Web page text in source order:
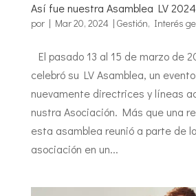
Así fue nuestra Asamblea LV 2024
por | Mar 20, 2024| Gestión, Interés
El pasado 13 al 15 de marzo de
celebró su LV Asamblea, un
nuevamente directrices y líneas
nustra Asociación. Más que una
esta asamblea reunió a parte de
asociación en un...